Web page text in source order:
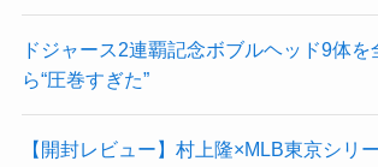
ドジャース2連覇記念ボブルヘッド9体を
ら“圧巻すぎた”
【開封レビュー】村上隆×MLB東京シリ